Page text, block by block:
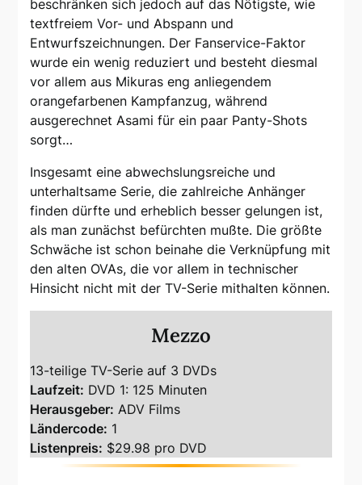
beschränken sich jedoch auf das Nötigste, wie
textfreiem Vor- und Abspann und
Entwurfszeichnungen. Der Fanservice-Faktor
wurde ein wenig reduziert und besteht diesmal
vor allem aus Mikuras eng anliegendem
orangefarbenen Kampfanzug, während
ausgerechnet Asami für ein paar Panty-Shots
sorgt…
Insgesamt eine abwechslungsreiche und
unterhaltsame Serie, die zahlreiche Anhänger
finden dürfte und erheblich besser gelungen ist,
als man zunächst befürchten mußte. Die größte
Schwäche ist schon beinahe die Verknüpfung mit
den alten OVAs, die vor allem in technischer
Hinsicht nicht mit der TV-Serie mithalten können.
Mezzo
13-teilige TV-Serie auf 3 DVDs
Laufzeit: DVD 1: 125 Minuten
Herausgeber: ADV Films
Ländercode: 1
Listenpreis: $29.98 pro DVD